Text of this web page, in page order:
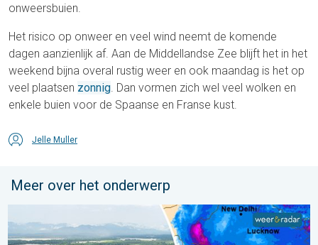
onweersbuien.
Het risico op onweer en veel wind neemt de komende
dagen aanzienlijk af. Aan de Middellandse Zee blijft het in het
weekend bijna overal rustig weer en ook maandag is het op
veel plaatsen zonnig. Dan vormen zich wel veel wolken en
enkele buien voor de Spaanse en Franse kust.
Jelle Muller
Meer over het onderwerp
Overstromingen in delen van Azië. Een buitengewone